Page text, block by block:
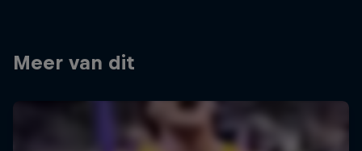
Meer van dit